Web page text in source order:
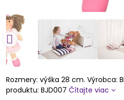
Rozmery: výška 28 cm. Výrobca:
produktu: BJD007 Čítajte viac